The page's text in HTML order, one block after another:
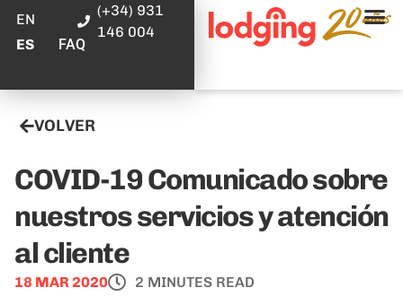
EN
ES
FAQ
(+34) 931
146 004
VOLVER
COVID-19 Comunicado sobre
nuestros servicios y atención
al cliente
18 MAR 2020 2 MINUTES READ